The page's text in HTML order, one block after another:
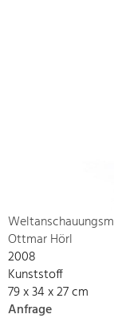
Ottmar Hörl
2008
Kunststoff
79 x 34 x 27 cm
Anfrage